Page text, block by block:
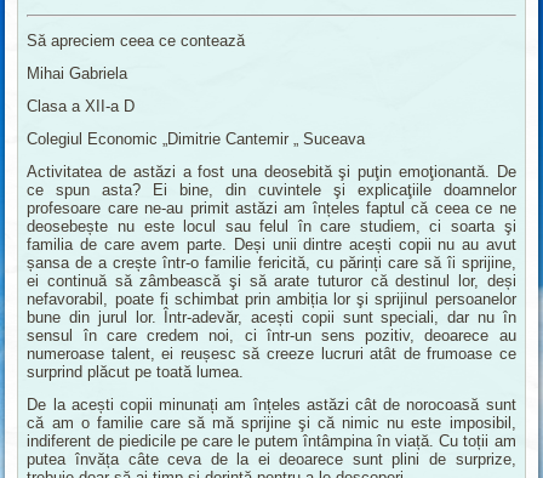
Să apreciem ceea ce contează
Mihai Gabriela
Clasa a XII-a D
Colegiul Economic „Dimitrie Cantemir „ Suceava
Activitatea de astăzi a fost una deosebită şi puţin emoţionantă. De
ce spun asta? Ei bine, din cuvintele şi explicaţiile doamnelor
profesoare care ne-au primit astăzi am înțeles faptul că ceea ce ne
deosebește nu este locul sau felul în care studiem, ci soarta şi
familia de care avem parte. Deși unii dintre acești copii nu au avut
șansa de a crește într-o familie fericită, cu părinți care să îi sprijine,
ei continuă să zâmbească şi să arate tuturor că destinul lor, deși
nefavorabil, poate fi schimbat prin ambiția lor şi sprijinul persoanelor
bune din jurul lor. Într-adevăr, acești copii sunt speciali, dar nu în
sensul în care credem noi, ci într-un sens pozitiv, deoarece au
numeroase talent, ei reușesc să creeze lucruri atât de frumoase ce
surprind plăcut pe toată lumea.
De la acești copii minunați am înțeles astăzi cât de norocoasă sunt
că am o familie care să mă sprijine şi că nimic nu este imposibil,
indiferent de piedicile pe care le putem întâmpina în viață. Cu toții am
putea învăța câte ceva de la ei deoarece sunt plini de surprize,